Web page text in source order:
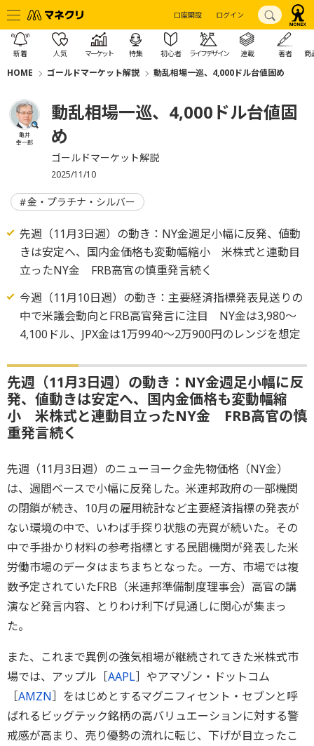
口座開設 ログイン
新着 人気 マーケット 特集 初心者 ライフデザイン 連載 著者 商
HOME ゴールドマーケット解説 動乱相場一巡、4,000ドル台値固め
亀井
幸一郎
動乱相場一巡、4,000ドル台値固
め
ゴールドマーケット解説
2025/11/10
金・プラチナ・シルバー
先週（11月3日週）の動き：NY金週足小幅に反発、値動
きは安定へ、国内金価格も変動幅縮小 米株式と連動目
立ったNY金 FRB高官の慎重発言続く
今週（11月10日週）の動き：主要経済指標発表見送りの
中で米議会動向とFRB高官発言に注目 NY金は3,980～
4,100ドル、JPX金は1万9940～2万900円のレンジを想定
先週（11月3日週）の動き：NY金週足小幅に反
発、値動きは安定へ、国内金価格も変動幅縮
小 米株式と連動目立ったNY金 FRB高官の慎
重発言続く
先週（11月3日週）のニューヨーク金先物価格（NY金）
は、週間ベースで小幅に反発した。米連邦政府の一部機関
の閉鎖が続き、10月の雇用統計など主要経済指標の発表が
ない環境の中で、いわば手探り状態の売買が続いた。その
中で手掛かり材料の参考指標とする民間機関が発表した米
労働市場のデータはまちまちとなった。一方、市場では複
数予定されていたFRB（米連邦準備制度理事会）高官の講
演など発言内容、とりわけ利下げ見通しに関心が集まっ
た。
また、これまで異例の強気相場が継続されてきた米株式市
場では、アップル［AAPL］やアマゾン・ドットコム
［AMZN］をはじめとするマグニフィセント・セブンと呼
ばれるビッグテック銘柄の高バリュエーションに対する警
戒感が高まり、売り優勢の流れに転じ、下げが目立ったこ